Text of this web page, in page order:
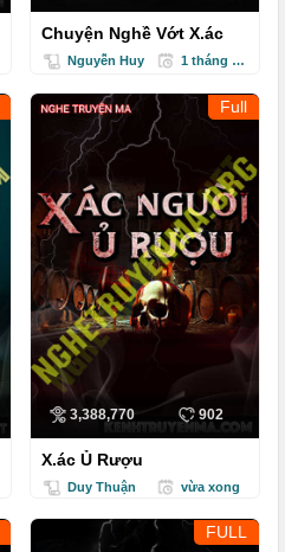
Chuyện Nghề Vớt X.ác
Nguyễn Huy 1 tháng trước
Full
3,388,770 902
X.ác Ủ Rượu
Duy Thuận vừa xong
FULL